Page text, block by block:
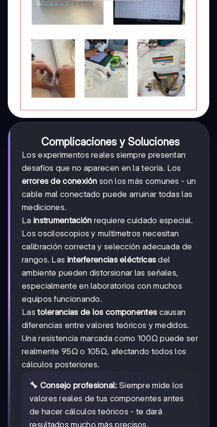
Complicaciones y Soluciones
Los experimentos reales siempre presentan
desafíos que no aparecen en la teoría. Los
errores de conexión son los más comunes - un
cable mal conectado puede arruinar todas las
mediciones.
La instrumentación requiere cuidado especial.
Los osciloscopios y multímetros necesitan
calibración correcta y selección adecuada de
rangos. Las interferencias eléctricas del
ambiente pueden distorsionar las señales,
especialmente en laboratorios con muchos
equipos funcionando.
Lastolerancias de los componentes causan
diferencias entre valores teóricos y medidos.
Una resistencia marcada como 100Ω puede ser
realmente 95Ω o 105Ω, afectando todos los
cálculos posteriores.
🔧 Consejo profesional: Siempre mide los
valores reales de tus componentes antes
de hacer cálculos teóricos - te dará
resultados mucho más precisos.